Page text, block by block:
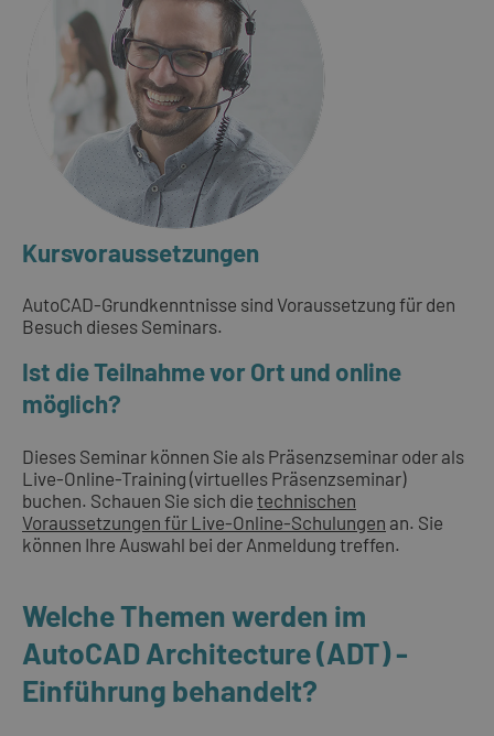
Kursvoraussetzungen
AutoCAD-Grundkenntnisse sind Voraussetzung für den
Besuch dieses Seminars.
Ist die Teilnahme vor Ort und online
möglich?
Dieses Seminar können Sie als Präsenzseminar oder als
Live-Online-Training (virtuelles Präsenzseminar)
buchen. Schauen Sie sich die technischen
Voraussetzungen für Live-Online-Schulungen an. Sie
können Ihre Auswahl bei der Anmeldung treffen.
Welche Themen werden im
AutoCAD Architecture (ADT) -
Einführung behandelt?